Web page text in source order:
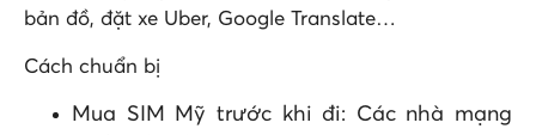
bản đồ, đặt xe Uber, Google Translate…
Cách chuẩn bị
Mua SIM Mỹ trước khi đi: Các nhà mạng